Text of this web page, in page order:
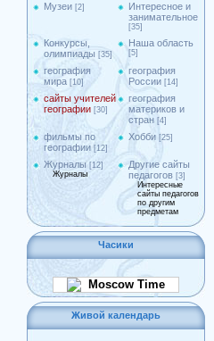
Музеи [2]
Интересное и
занимательное
[35]
Конкурсы,
олимпиады [35]
Наша область
[5]
география
мира [10]
география
России [14]
сайты учителей
географии [30]
география
материков и
стран [4]
фильмы по
географии [12]
Хобби [25]
Журналы [12]
Журналы
Другие сайты
педагогов [3]
Интересные
сайты педагогов
по другим
предметам
Часики
Moscow Time
Живой календарь